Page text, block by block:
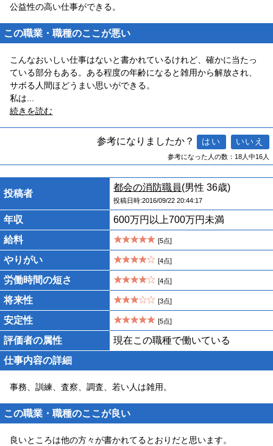
公益性の高い仕事ができる。
この職業・職種のここが悪い
こんなおいしい仕事はないと書かれているけれど、確かに当たっ
ている部分もある。ある程度の年齢になると雑用から解放され、
サボる人間ほどうまい思いができる。
私は
続きを読む
参考になりましたか？
参考になった人の数：18人中16人
投稿者
都会の消防職員(男性 36歳)
投稿日時:2016/09/22 20:44:17
年収
600万円以上700万円未満
給料
[5点]
やりがい [4点]
労働時間の短さ [4点]
将来性 [3点]
安定性 [5点]
評価者の属性
現在この職種で働いている
仕事内容の詳細
事務、訓練、査察、調査、若い人は雑用。
この職業・職種のここが良い
良いところは他の方々が書かれてるとおりだと思います。